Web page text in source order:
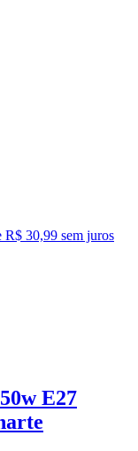
R$ 30,99 sem juros
E27